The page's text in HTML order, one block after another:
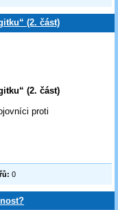
(2. část)
(2. část)
proti
0